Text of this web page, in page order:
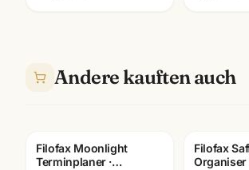
Andere kauften auch
Filofax Moonlight
Terminplaner ·
Filofax
Organiser